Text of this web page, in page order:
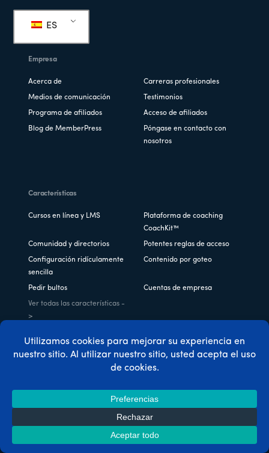
de
página
ES
Empresa
Acerca de Carreras profesionales
Medios de comunicación Testimonios
Programa de afiliados Acceso de afiliados
Blog de MemberPress
Póngase en contacto con
nosotros
Características
Cursos en línea y LMS
Plataforma de coaching
CoachKit™
Comunidad y directorios Potentes reglas de acceso
Configuración ridículamente
sencilla
Contenido por goteo
Pedir bultos Cuentas de empresa
Ver todas las características -
>
ActiveCampaign (Versión con
Divi
Cursos MemberPress
MonsterInsights